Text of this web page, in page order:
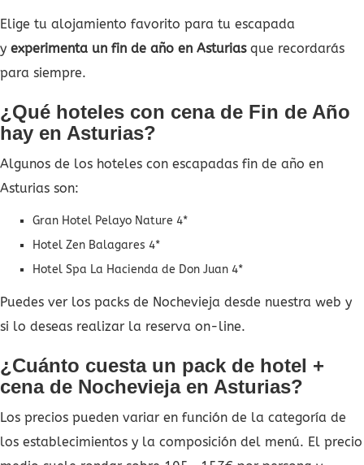
Elige tu alojamiento favorito para tu escapada
y experimenta un fin de año en Asturiasque recordarás
para siempre.
¿Qué hoteles con cena de Fin de Año
hay en Asturias?
Algunos de los hoteles con escapadas fin de año en
Asturias son:
Gran Hotel Pelayo Nature 4*
Hotel Zen Balagares 4*
Hotel Spa La Hacienda de Don Juan 4*
Puedes ver los packs de Nochevieja desde nuestra web y
si lo deseas realizar la reserva on-line.
¿Cuánto cuesta un pack de hotel +
cena de Nochevieja en Asturias?
Los precios pueden variar en función de la categoría de
los establecimientos y la composición del menú. El precio